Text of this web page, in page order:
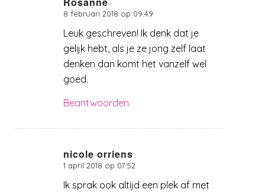
zegt:
8 februari 2018 op 09:49
Leuk geschreven! Ik denk dat je
gelijk hebt, als je ze jong zelf laat
denken dan komt het vanzelf wel
goed.
Beantwoorden
nicole orriens
zegt:
1 april 2018 op 07:52
Ik sprak ook altijd een plek af met